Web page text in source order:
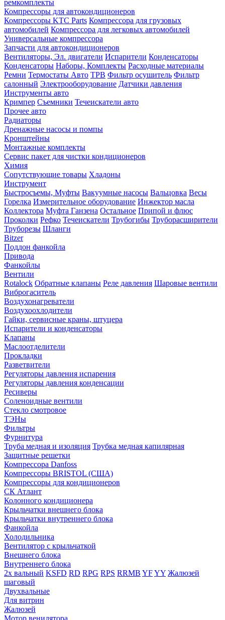
ремкомплекты
Компрессоры для автокондиционеров
Компрессоры KTC Parts Компрессора для грузовых
автомобилей Компрессора для легковых автомобилей
Универсальные компрессора
Запчасти для автокондиционеров
Вентиляторы, Эл. двигатели Испарители Конденсаторы
Конденсаторы Наборы, Комплекты Расходные материалы
Ремни Термостаты Авто ТРВ Фильтр осушитель Фильтр
салонный Электрооборудование Датчики давления
Инструменты авто
Кримпер Съемники Течеискатели авто
Прочее авто
Радиаторы
Дренажные насосы и помпы
Кронштейны
Монтажные комплекты
Сервис пакет для чистки кондиционеров
Химия
Сопутствующие товары Хладоны
Инструмент
Быстросъемы, Муфты Вакуумные насосы Вальцовка Весы
Горелка Измерительное оборудование Инжектор масла
Коллектора Муфта Ганзена Остальное Припой и флюс
Проколки Рефко Течеискатели Трубогибы Труборасширители
Труборезы Шланги
Bitzer
Поддон фанкойла
Привода
Фанкойлы
Вентили
Rotalock Обратные клапаны Реле давления Шаровые вентили
Виброгаситель
Воздухонагреватели
Воздухоохлодители
Гайки, сервисные краны, штуцера
Испарители и конденсаторы
Клапаны
Маслоотделители
Прокладки
Разветвители
Регуляторы давления испарения
Регуляторы давления конденсации
Ресиверы
Соленоидные вентили
Стекло смотровое
ТЭНы
Фильтры
Фурнитура
Труба медная и изоляция Трубка медная капилярная
Защитные решетки
Компрессора Danfoss
Компрессоры BRISTOL (США)
Компрессоры для кондиционеров
СК Атлант
Колонного кондиционера
Крыльчатки внешнего блока
Крыльчатки внутреннего блока
Фанкойла
Холодильника
Вентилятор с крыльчаткой
Внешнего блока
Внутреннего блока
2х вальный KSFD RD RPG RPS RRMB YFYY Жалюзей
шаговый
Двухвальные
Для витрин
Жалюзей
Мотор венилятора